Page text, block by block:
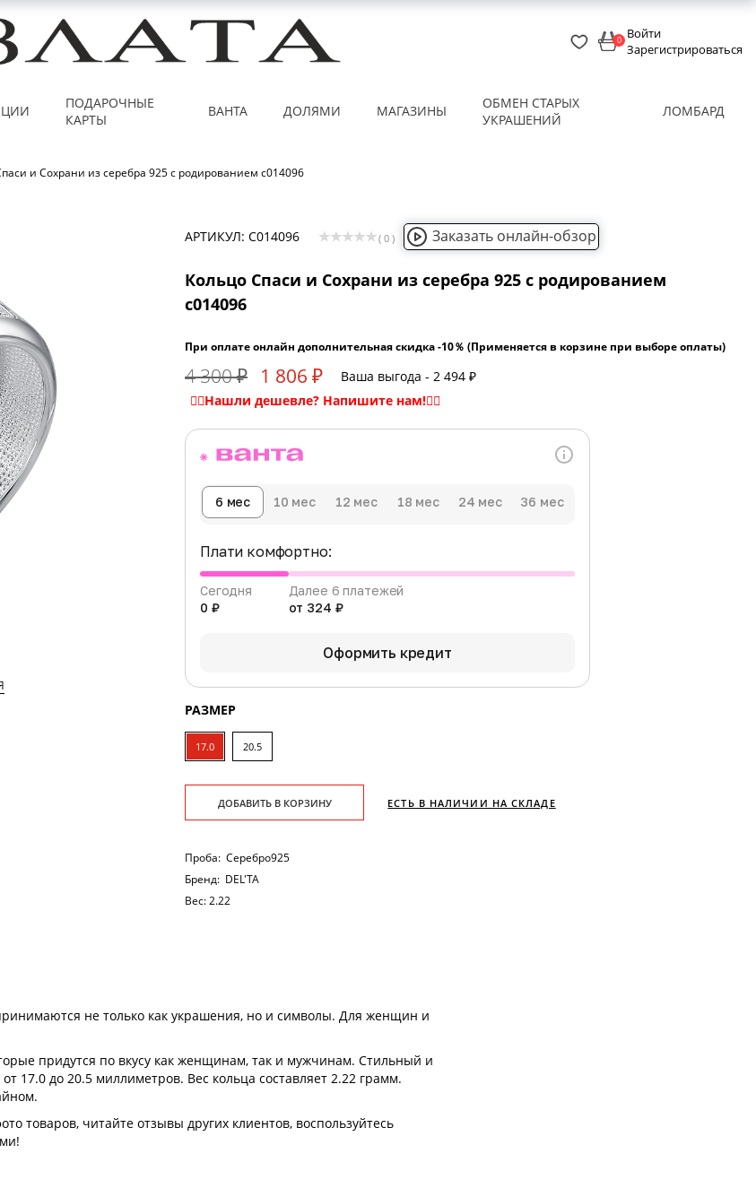
0 Войти
Зарегистрироваться
ПОДАРОЧНЫЕ
КАРТЫ
ВАНТА ДОЛЯМИ МАГАЗИНЫ
ОБМЕН СТАРЫХ
УКРАШЕНИЙ
ЛОМБАРД
и Сохрани из серебра 925 с родированием с014096
АРТИКУЛ: С014096 ( 0 ) Заказать онлайн-обзор
Кольцо Спаси и Сохрани из серебра 925 с родированием
с014096
При оплате онлайн дополнительная скидка -10％ (Применяется в корзине при выборе оплаты)
4 300 ₽ 1 806 ₽ Ваша выгода - 2 494 ₽
6 мес 10 мес 12 мес 18 мес 24 мес 36 мес
Плати комфортно:
Сегодня
0 ₽
Далее 6 платежей
от 324 ₽
Оформить кредит
РАЗМЕР
17.0 20.5
ДОБАВИТЬ В КОРЗИНУ ЕСТЬ В НАЛИЧИИ НА СКЛАДЕ
Проба: Серебро925
Бренд: DEL'TA
Вес:2.22
не только как украшения, но и символы. Для женщин и
придутся по вкусу как женщинам, так и мужчинам. Стильный и
17.0 до 20.5 миллиметров. Вес кольца составляет 2.22 грамм.
товаров, читайте отзывы других клиентов, воспользуйтесь